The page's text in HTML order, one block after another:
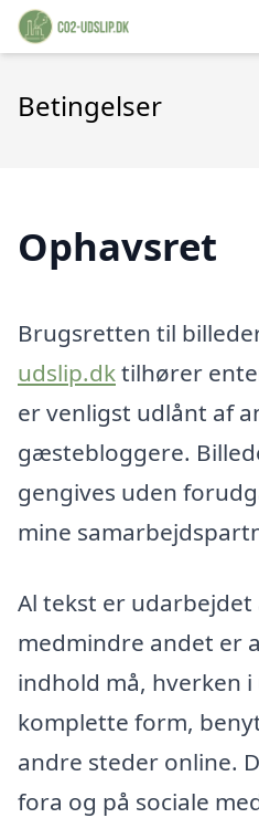
Betingelser
Ophavsret
Brugsretten til
udslip.dktilhører
er venligst udlånt af
gæstebloggere.
gengives uden
mine
Al tekst er udarbejdet
medmindre andet er
indhold må, hverken
komplette form,
andre steder online.
fora og på sociale